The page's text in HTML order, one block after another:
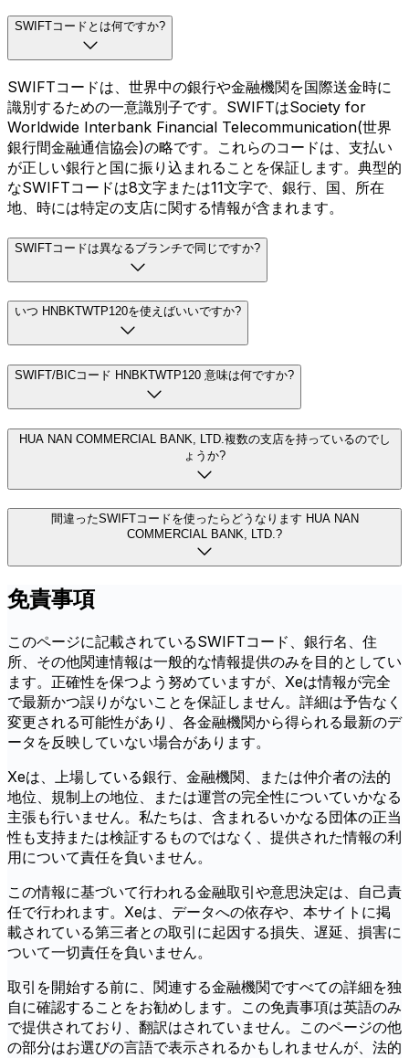
SWIFTコードとは何ですか?
SWIFTコードは、世界中の銀行や金融機関を国際送金時に
識別するための一意識別子です。SWIFTはSociety for
Worldwide Interbank Financial Telecommunication(世界
銀行間金融通信協会)の略です。これらのコードは、支払い
が正しい銀行と国に振り込まれることを保証します。典型的
なSWIFTコードは8文字または11文字で、銀行、国、所在
地、時には特定の支店に関する情報が含まれます。
SWIFTコードは異なるブランチで同じですか?
いつ HNBKTWTP120を使えばいいですか?
SWIFT/BICコード HNBKTWTP120 意味は何ですか?
HUA NAN COMMERCIAL BANK, LTD.複数の支店を持っているのでし
ょうか?
間違ったSWIFTコードを使ったらどうなります HUA NAN
COMMERCIAL BANK, LTD.?
免責事項
このページに記載されているSWIFTコード、銀行名、住
所、その他関連情報は一般的な情報提供のみを目的としてい
ます。正確性を保つよう努めていますが、Xeは情報が完全
で最新かつ誤りがないことを保証しません。詳細は予告なく
変更される可能性があり、各金融機関から得られる最新のデ
ータを反映していない場合があります。
Xeは、上場している銀行、金融機関、または仲介者の法的
地位、規制上の地位、または運営の完全性についていかなる
主張も行いません。私たちは、含まれるいかなる団体の正当
性も支持または検証するものではなく、提供された情報の利
用について責任を負いません。
この情報に基づいて行われる金融取引や意思決定は、自己責
任で行われます。Xeは、データへの依存や、本サイトに掲
載されている第三者との取引に起因する損失、遅延、損害に
ついて一切責任を負いません。
取引を開始する前に、関連する金融機関ですべての詳細を独
自に確認することをお勧めします。この免責事項は英語のみ
で提供されており、翻訳はされていません。このページの他
の部分はお選びの言語で表示されるかもしれませんが、法的